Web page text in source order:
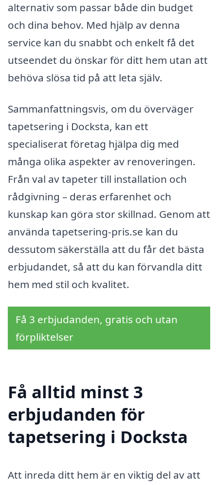
alternativ som passar både din budget
och dina behov. Med hjälp av denna
service kan du snabbt och enkelt få det
utseendet du önskar för ditt hem utan att
behöva slösa tid på att leta själv.
Sammanfattningsvis, om du överväger
tapetsering i Docksta, kan ett
specialiserat företag hjälpa dig med
många olika aspekter av renoveringen.
Från val av tapeter till installation och
rådgivning – deras erfarenhet och
kunskap kan göra stor skillnad. Genom att
använda tapetsering-pris.se kan du
dessutom säkerställa att du får det bästa
erbjudandet, så att du kan förvandla ditt
hem med stil och kvalitet.
Få 3 erbjudanden, gratis och utan
förpliktelser
Få alltid minst 3
erbjudanden för
tapetsering i Docksta
Att inreda ditt hem är en viktig del av att